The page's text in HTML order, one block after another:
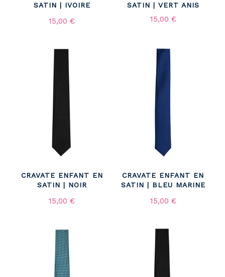
SATIN | IVOIRE
15,00 €
SATIN | VERT ANIS
15,00 €
CRAVATE ENFANT EN
SATIN | NOIR
15,00 €
CRAVATE ENFANT EN
SATIN | BLEU MARINE
15,00 €